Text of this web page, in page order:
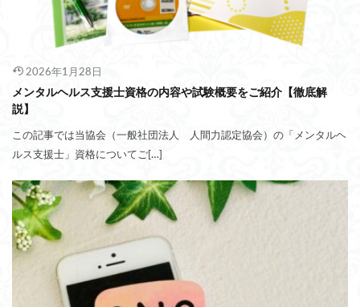
2026年1月28日
メンタルヘルス支援士資格の内容や試験概要をご紹介【徹底解
説】
この記事では当協会（一般社団法人 人間力認定協会）の「メンタルヘ
ルス支援士」資格についてご[…]